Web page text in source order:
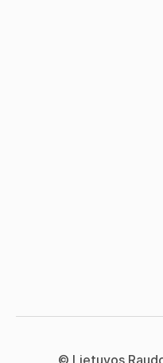
© Lietuvos